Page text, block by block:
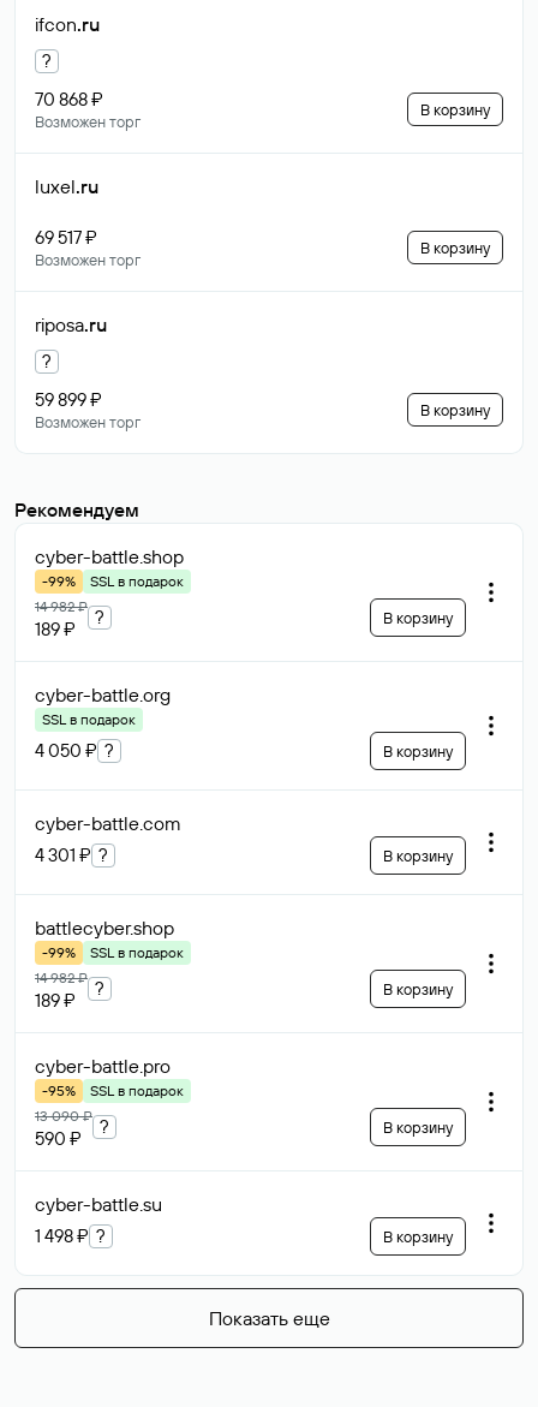
ifcon.ru
?
70 868 ₽
Возможен торг
В корзину
luxel.ru
69 517 ₽
Возможен торг
В корзину
riposa.ru
?
59 899 ₽
Возможен торг
В корзину
Рекомендуем
cyber-battle.shop
-99%
SSL в подарок
14 982 ₽
189 ₽
? В корзину
cyber-battle.org
SSL в подарок
4 050 ₽ ? В корзину
cyber-battle.com
4 301 ₽ ? В корзину
battlecyber.shop
-99%
SSL в подарок
14 982 ₽
189 ₽
? В корзину
cyber-battle.pro
-95%
SSL в подарок
13 090 ₽
590 ₽
? В корзину
cyber-battle.su
1 498 ₽ ? В корзину
Показать еще